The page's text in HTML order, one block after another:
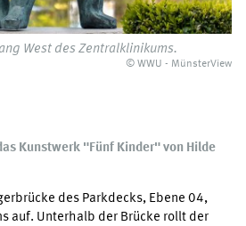
West des Zentralklinikums.
© WWU - MünsterView
Kunstwerk "Fünf Kinder" von Hilde
des Parkdecks, Ebene 04,
auf. Unterhalb der Brücke rollt der